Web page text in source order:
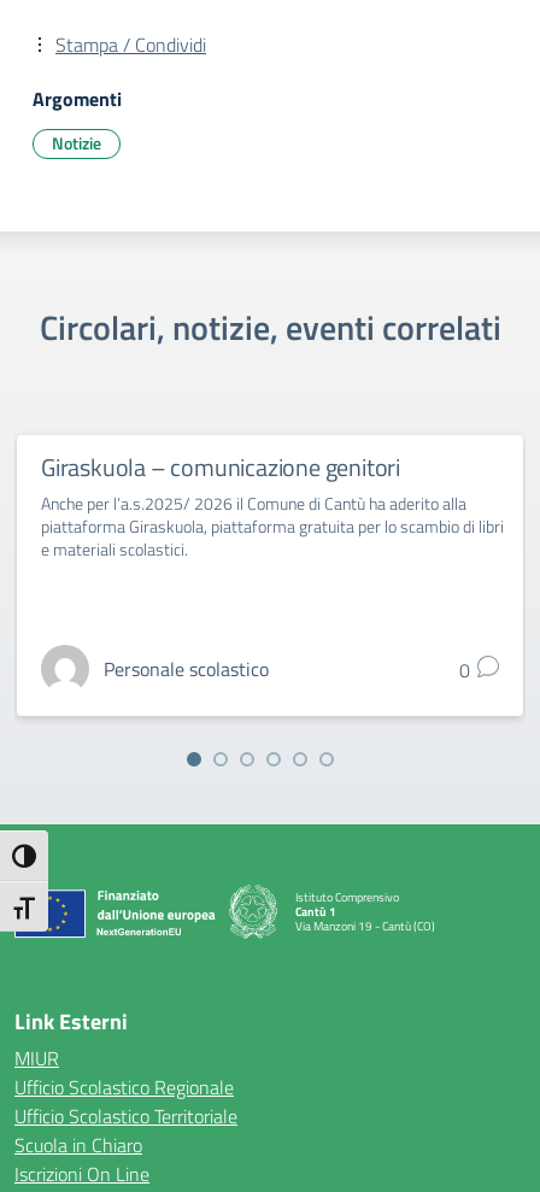
Attiva/disattiva alto contrasto
Attiva/disattiva dimensione testo
Stampa / Condividi
Argomenti
Notizie
Circolari, notizie, eventi correlati
Giraskuola – comunicazione genitori
Anche per l’a.s.2025/ 2026 il Comune di Cantù ha aderito alla
piattaforma Giraskuola, piattaforma gratuita per lo scambio di libri
e materiali scolastici.
Personale scolastico 0
Istituto Comprensivo
Cantù 1
Via Manzoni 19 - Cantù (CO)
— Visita la pagina iniziale della scuola
Link Esterni
MIUR
Ufficio Scolastico Regionale
Ufficio Scolastico Territoriale
Scuola in Chiaro
Iscrizioni On Line